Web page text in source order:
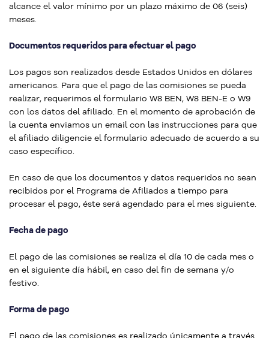
alcance el valor mínimo por un plazo máximo de 06 (seis)
meses.
Documentos requeridos para efectuar el pago
Los pagos son realizados desde Estados Unidos en dólares
americanos. Para que el pago de las comisiones se pueda
realizar, requerimos el formulario W8 BEN, W8 BEN-E o W9
con los datos del afiliado. En el momento de aprobación de
la cuenta enviamos un email con las instrucciones para que
el afiliado diligencie el formulario adecuado de acuerdo a su
caso específico.
En caso de que los documentos y datos requeridos no sean
recibidos por el Programa de Afiliados a tiempo para
procesar el pago, éste será agendado para el mes siguiente.
Fecha de pago
El pago de las comisiones se realiza el día 10 de cada mes o
en el siguiente día hábil, en caso del fin de semana y/o
festivo.
Forma de pago
El pago de las comisiones es realizado únicamente a través